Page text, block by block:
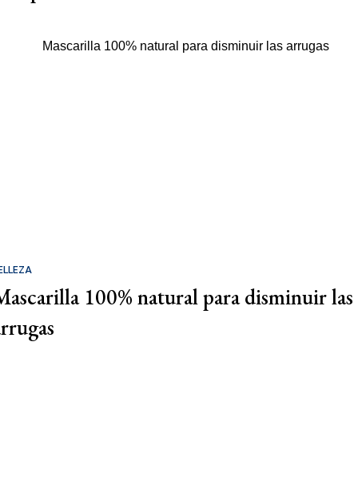
100% natural para disminuir las